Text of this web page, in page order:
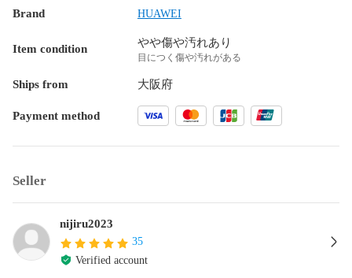
Brand HUAWEI
Item condition やや傷や汚れあり
目につく傷や汚れがある
Ships from 大阪府
Payment method
Seller
nijiru2023
35
Verified account